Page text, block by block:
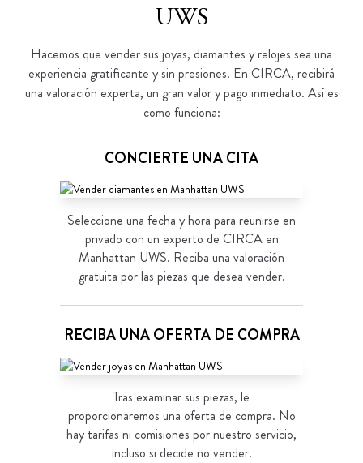
UWS
Hacemos que vender sus joyas, diamantes y relojes sea una
experiencia gratificante y sin presiones. En CIRCA, recibirá
una valoración experta, un gran valor y pago inmediato. Así es
como funciona:
CONCIERTE UNA CITA
Seleccione una fecha y hora para reunirse en
privado con un experto de CIRCA en
Manhattan UWS. Reciba una valoración
gratuita por las piezas que desea vender.
RECIBA UNA OFERTA DE COMPRA
Tras examinar sus piezas, le
proporcionaremos una oferta de compra. No
hay tarifas ni comisiones por nuestro servicio,
incluso si decide no vender.